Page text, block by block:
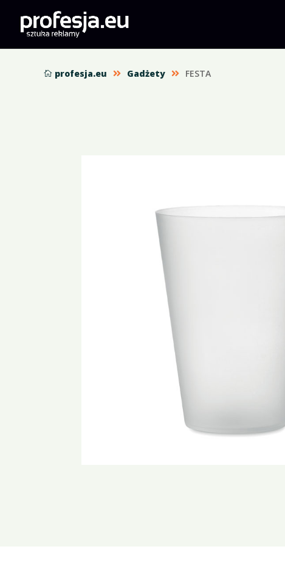
 profesja.eu  Gadżety  FESTA